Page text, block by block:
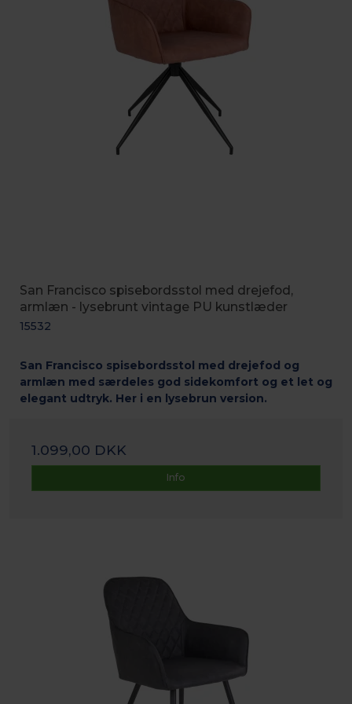
San Francisco spisebordsstol med drejefod,
armlæn - lysebrunt vintage PU kunstlæder
15532
San Francisco spisebordsstol med drejefod og
armlæn med særdeles god sidekomfort og et let og
elegant udtryk. Her i en lysebrun version.
1.099,00 DKK
Info